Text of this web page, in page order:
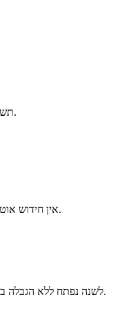
תשלם פעם אחת. להשתמש בו לנצח. אין חידושים.
תשלום מאובטח דרך Stripe. אין חידוש אוטומטי באף תוכנית.
אין התקנות. MP4 מקור 1080p60. €19 לשנה נפתח ללא הגבלה בכל כלי.